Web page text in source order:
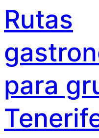
Rutas
para